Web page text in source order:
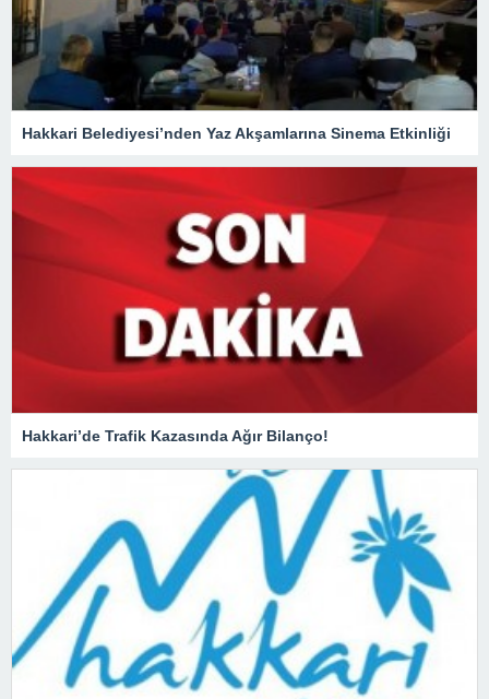
Hakkari Belediyesi’nden Yaz Akşamlarına Sinema Etkinliği
Hakkari’de Trafik Kazasında Ağır Bilanço!